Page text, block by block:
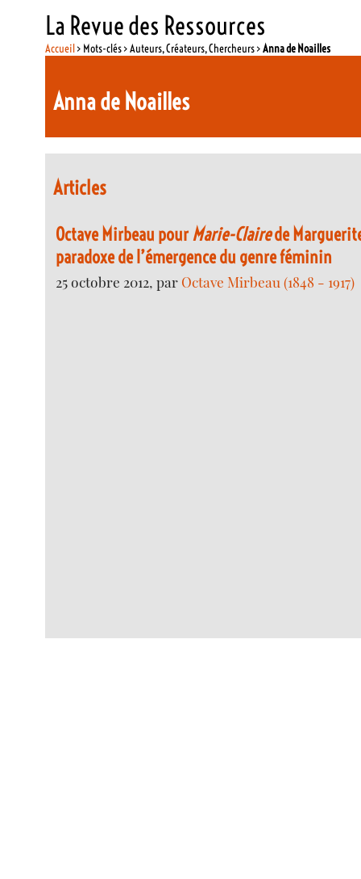
La Revue des Ressources
Accueil> Mots-clés > Auteurs, Créateurs, Chercheurs >Anna de Noailles
Anna de Noailles
Articles
Octave Mirbeau pourMarie-Clairede
paradoxe de l’émergence du genre féminin
25 octobre 2012, par Octave Mirbeau (1848 - 1917)